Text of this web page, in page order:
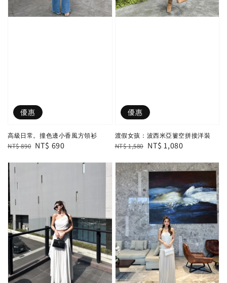
優惠
高級日常。撞色邊小香風方領衫
Regular
NT$ 890 Sale
NT$ 690
優惠
渡假女孩：波西米亞簍空拼接洋裝
Regular
NT$ 1,580 Sale
NT$ 1,080